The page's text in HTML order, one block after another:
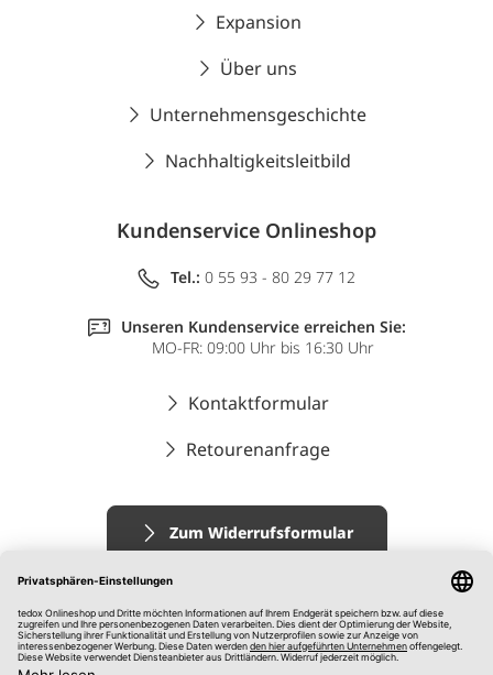
Expansion
Über uns
Unternehmensgeschichte
Nachhaltigkeitsleitbild
Kundenservice Onlineshop
Tel.: 0 55 93 - 80 29 77 12
Unseren Kundenservice erreichen Sie:
MO-FR: 09:00 Uhr bis 16:30 Uhr
Kontaktformular
Retourenanfrage
Zum Widerrufsformular
Impressum
AGB